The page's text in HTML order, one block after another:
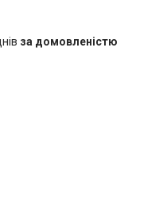
за домовленістю